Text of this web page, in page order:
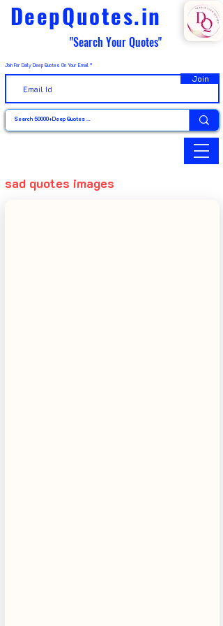
DeepQuotes.in
"Search Your Quotes"
Join For Daily Deep Quotes On Your Email
Join
sad quotes images